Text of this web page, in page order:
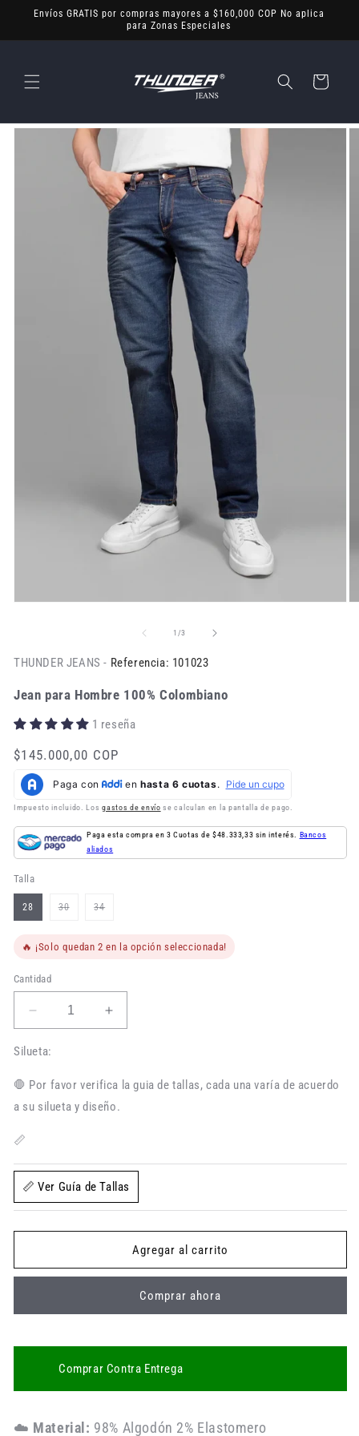
directamente
Envíos GRATIS por compras mayores a $160,000 COP No aplica
para Zonas Especiales
Carrito
directamente
información
del producto
1 /de3
THUNDER JEANS - Referencia: 101023
Jean para Hombre 100% Colombiano
1 reseña
Precio
habitual
$145.000,00 COP
Impuesto incluido. Losgastos de envío se calculan en la pantalla de pago.
Paga esta compra en 3 Cuotas de $48.333,33 sin interés. Bancos
aliados
Talla
28 30Variante
disponible
34Variante
disponible
🔥 ¡Solo quedan 2 en la opción seleccionada!
Cantidad
Reducir
cantidad
para
para
Hombre
Aumentar
cantidad
para
Hombre
Silueta:
🛑 Por favor verifica la guia de tallas, cada una varía de acuerdo
a su silueta y diseño.
📏
📏 Ver Guía de Tallas
Agregar al carrito
Comprar ahora
Comprar Contra Entrega
☁️ Material: 98% Algodón 2% Elastomero